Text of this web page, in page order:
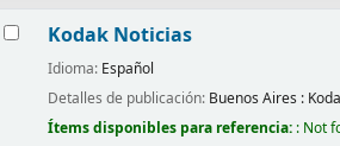
Resultados
Kodak Noticias
Idioma: Español
Detalles de publicación: Buenos Aires :
Ítems disponibles para referencia: : Not